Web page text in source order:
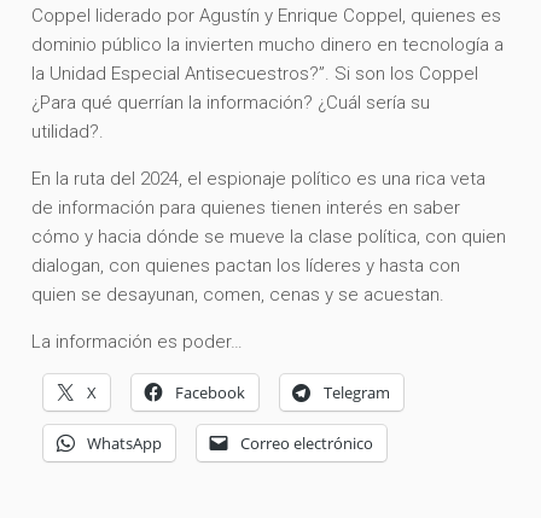
Coppel liderado por Agustín y Enrique Coppel, quienes es
dominio público la invierten mucho dinero en tecnología a
la Unidad Especial Antisecuestros?”. Si son los Coppel
¿Para qué querrían la información? ¿Cuál sería su
utilidad?.
En la ruta del 2024, el espionaje político es una rica veta
de información para quienes tienen interés en saber
cómo y hacia dónde se mueve la clase política, con quien
dialogan, con quienes pactan los líderes y hasta con
quien se desayunan, comen, cenas y se acuestan.
La información es poder…
X Facebook Telegram
WhatsApp Correo electrónico